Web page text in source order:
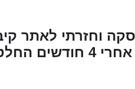
בהפסקה וחזרתי לאתר
מאיציק הודעה, כבר באותו היום דיברנו בטלפון. ב"ה אחרי 4